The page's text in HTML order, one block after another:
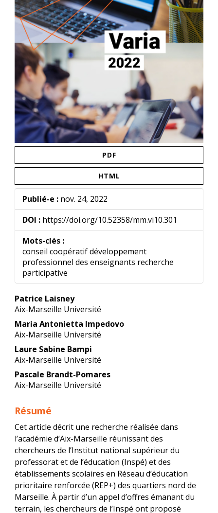
PDF
HTML
Publié-e : nov. 24, 2022
DOI : https://doi.org/10.52358/mm.vi10.301
Mots-clés :
conseil coopératif développement
professionnel des enseignants recherche
participative
Contenu
principal
de
l'article
Patrice Laisney
Aix-Marseille Université
Maria Antonietta Impedovo
Aix-Marseille Université
Laure Sabine Bampi
Aix-Marseille Université
Pascale Brandt-Pomares
Aix-Marseille Université
Résumé
Cet article décrit une recherche réalisée dans
l’académie d’Aix-Marseille réunissant des
chercheurs de l’Institut national supérieur du
professorat et de l’éducation (Inspé) et des
établissements scolaires en Réseau d’éducation
prioritaire renforcée (REP+) des quartiers nord de
Marseille. À partir d’un appel d’offres émanant du
terrain, les chercheurs de l’Inspé ont proposé